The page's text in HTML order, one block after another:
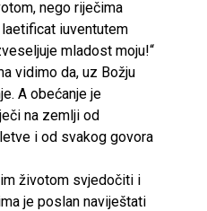
nego riječima
iuventutem
mladost moju!“
vidimo da, uz Božju
A obećanje je
na zemlji od
i od svakog govora
životom svjedočiti i
je poslan naviještati